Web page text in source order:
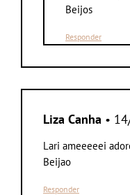
Beijos
Responder
Liza Canha •
Lari ameeeeei
Beijao
Responder